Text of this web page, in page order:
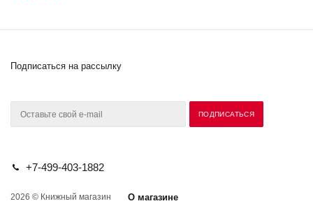
Подписаться на рассылку
+7-499-403-1882
2026 © Книжный магазин
О магазине